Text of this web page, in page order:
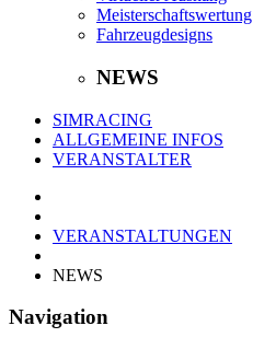
Meisterschaftswertung
Fahrzeugdesigns
NEWS
SIMRACING
ALLGEMEINE INFOS
VERANSTALTER
VERANSTALTUNGEN
NEWS
Navigation